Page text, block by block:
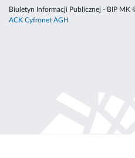
Biuletyn Informacji Publicznej - BIP MK
ACK Cyfronet AGH